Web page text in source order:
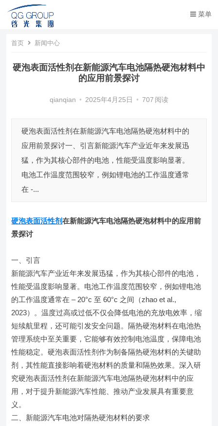
菜单
首页 新闻中心
硬泡表面活性剂在新能源汽车电池隔热硬泡材料中
的应用前景探讨​
qianqian • 2025年4月25日 • 707 阅读
硬泡表面活性剂在新能源汽车电池隔热硬泡材料中的
应用前景探讨​ ​ 一、引言​ 新能源汽车产业近年来发展迅
猛，作为其核心部件的电池，性能受温度影响显著。
电池工作温度范围较窄，例如锂电池的工作温度通常
在 -...
硬泡表面活性剂在新能源汽车电池隔热硬泡材料中的应用前
景探讨
一、引言
新能源汽车产业近年来发展迅猛，作为其核心部件的电池，
性能受温度影响显著。电池工作温度范围较窄，例如锂电池
的工作温度通常在 – 20°c 至 60°c 之间（zhao et al.,
2023）。温度过高或过低不仅会降低电池的充放电效率，缩
短续航里程，还可能引发安全问题。隔热硬泡材料在电池热
管理系统中至关重要，它能够有效控制电池温度，保障电池
性能稳定。硬泡表面活性剂作为制备隔热硬泡材料的关键助
剂，其性能直接影响着硬泡材料的质量和隔热效果。深入研
究硬泡表面活性剂在新能源汽车电池隔热硬泡材料中的应
用，对于提升新能源汽车性能、推动产业发展具有重要意
义。
二、新能源汽车电池对隔热硬泡材料的要求